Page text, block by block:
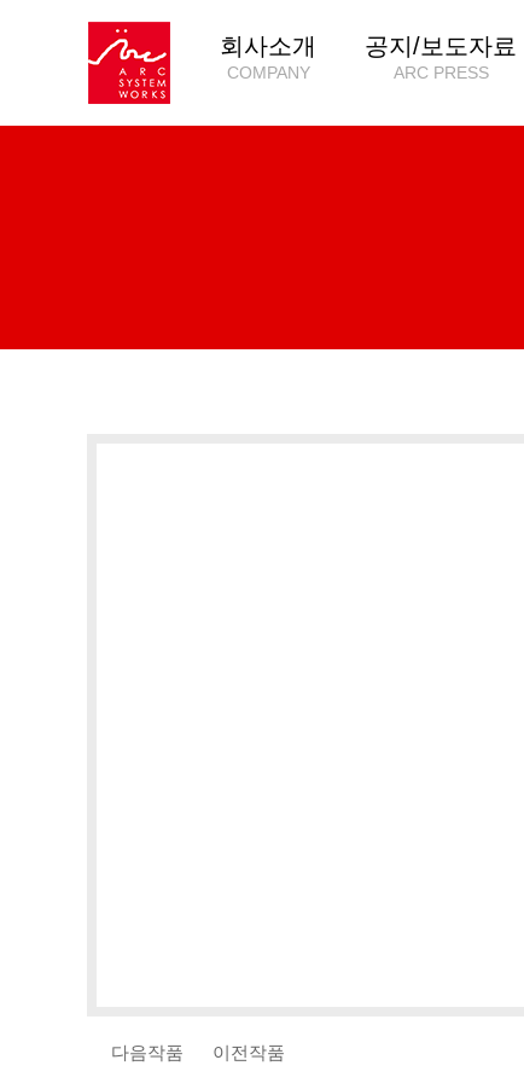
회사소개
COMPANY
공지/보도자료
ARC PRESS
다음작품 이전작품